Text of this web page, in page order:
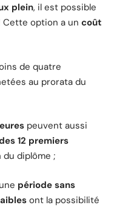
plein, il est possible
Cette option a un coût
de quatre
au prorata du
peuvent aussi
12 premiers
du diplôme ;
période sans
ont la possibilité